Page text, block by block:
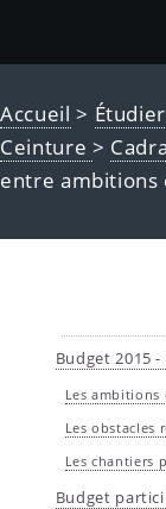
Accueil > Étudier
Ceinture >
entre ambitions
Budget 2015
Les
Les obstacles
Les chantiers
Budget